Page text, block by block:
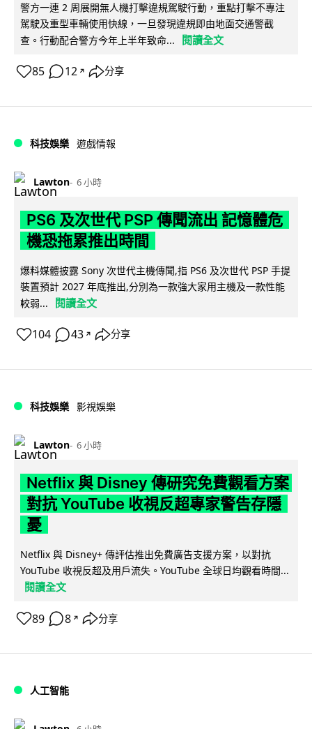
警方一連 2 周展開無人機打擊違規駕駛行動，重點打擊不專注
駕駛及重型車輛使用快線，一旦發現違規即由地面交通警截
查。行動配合警方今年上半年致命...
閱讀全文
85 12 ↗ 分享
科技娛樂 遊戲情報
Lawton 6 小時
PS6 及次世代 PSP 傳聞流出 記憶體危
機恐拖累推出時間
爆料媒體披露 Sony 次世代主機傳聞,指 PS6 及次世代 PSP 手提
裝置預計 2027 年底推出,分別為一款強大家用主機及一款性能
較弱...
閱讀全文
104 43 ↗ 分享
科技娛樂 影視娛樂
Lawton 6 小時
Netflix 與 Disney 傳研究免費觀看方案
對抗 YouTube 收視反超專家警告存隱
憂
Netflix 與 Disney+ 傳評估推出免費廣告支援方案，以對抗
YouTube 收視反超及用戶流失。YouTube 全球日均觀看時間...
閱讀全文
89 8 ↗ 分享
人工智能